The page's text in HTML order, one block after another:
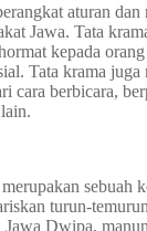
aturan dan
Jawa. Tata
kepada
Tata krama juga
cara berbicara,
sebuah
turun-
Dwipa,